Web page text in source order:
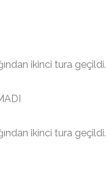
ikinci tura geçildi.
ikinci tura geçildi.